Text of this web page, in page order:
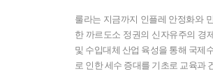
룰라는 지금까지 인플레 안정화와
한 까르도소 정권의 신자유주의 경
및 수입대체 산업 육성을 통해 국제
로 인한 세수 증대를 기초로 교육과